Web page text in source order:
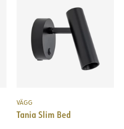
VÄGG
Tania Slim Bed